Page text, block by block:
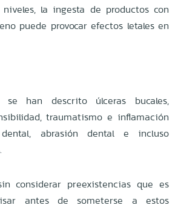
la ingesta de productos con
puede provocar efectos letales en
han descrito úlceras bucales,
traumatismo e inflamación
abrasión dental e incluso
considerar preexistencias que es
antes de someterse a estos